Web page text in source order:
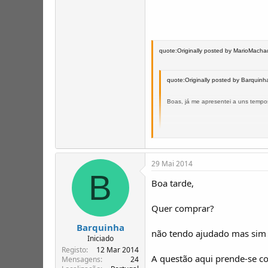
quote:Originally posted by
quote:Originally posted by
Boas, já me apresentei a uns
Anda alguns km mas depois
Obrigado a todos
Saudações ummistas
A capota de chapa do alter 2 turbo
Para resolveres o problema do jipe
Para teres a certesa de que é o que
cumps
B
Barquinha
Iniciado
Registo
12 Mar 2014
Mensagens
24
29 Mai 2014
Boa tarde,
Quer comprar?
não tendo ajudado mas
A questão aqui prende-se